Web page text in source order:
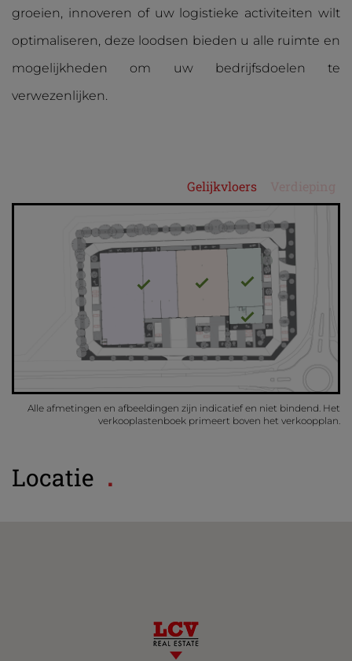
groeien, innoveren of uw logistieke activiteiten wilt
optimaliseren, deze loodsen bieden u alle ruimte en
mogelijkheden om uw bedrijfsdoelen te
verwezenlijken.
Gelijkvloers
Alle afmetingen en afbeeldingen zijn indicatief en niet bindend. Het
verkooplastenboek primeert boven het verkoopplan.
Locatie